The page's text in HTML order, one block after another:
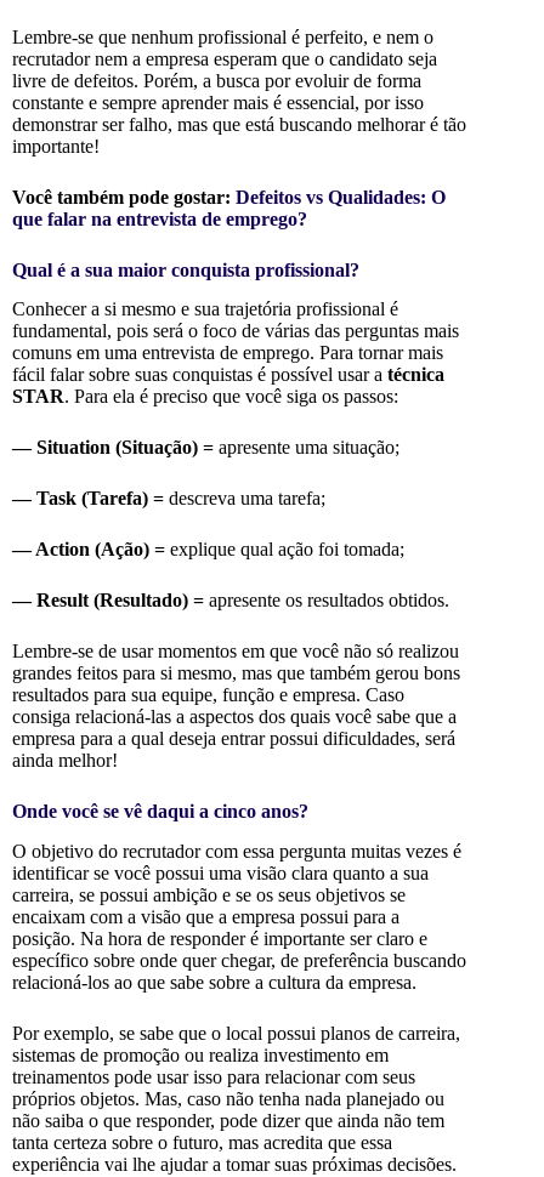
Lembre-se que nenhum profissional é perfeito, e nem o
recrutador nem a empresa esperam que o candidato seja
livre de defeitos. Porém, a busca por evoluir de forma
constante e sempre aprender mais é essencial, por isso
demonstrar ser falho, mas que está buscando melhorar é tão
importante!
Você também pode gostar: Defeitos vs Qualidades: O
que falar na entrevista de emprego?
Qual é a sua maior conquista profissional?
Conhecer a si mesmo e sua trajetória profissional é
fundamental, pois será o foco de várias das perguntas mais
comuns em uma entrevista de emprego. Para tornar mais
fácil falar sobre suas conquistas é possível usar a técnica
STAR. Para ela é preciso que você siga os passos:
— Situation (Situação) = apresente uma situação;
— Task (Tarefa) = descreva uma tarefa;
— Action (Ação) = explique qual ação foi tomada;
— Result (Resultado) = apresente os resultados obtidos.
Lembre-se de usar momentos em que você não só realizou
grandes feitos para si mesmo, mas que também gerou bons
resultados para sua equipe, função e empresa. Caso
consiga relacioná-las a aspectos dos quais você sabe que a
empresa para a qual deseja entrar possui dificuldades, será
ainda melhor!
Onde você se vê daqui a cinco anos?
O objetivo do recrutador com essa pergunta muitas vezes é
identificar se você possui uma visão clara quanto a sua
carreira, se possui ambição e se os seus objetivos se
encaixam com a visão que a empresa possui para a
posição. Na hora de responder é importante ser claro e
específico sobre onde quer chegar, de preferência buscando
relacioná-los ao que sabe sobre a cultura da empresa.
Por exemplo, se sabe que o local possui planos de carreira,
sistemas de promoção ou realiza investimento em
treinamentos pode usar isso para relacionar com seus
próprios objetos. Mas, caso não tenha nada planejado ou
não saiba o que responder, pode dizer que ainda não tem
tanta certeza sobre o futuro, mas acredita que essa
experiência vai lhe ajudar a tomar suas próximas decisões.